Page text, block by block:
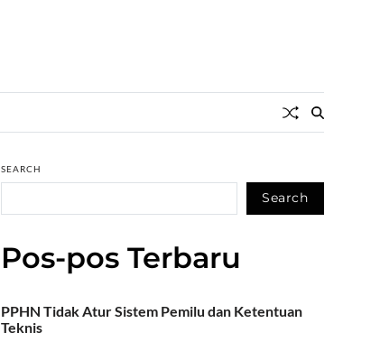
SEARCH
Search
Pos-pos Terbaru
PPHN Tidak Atur Sistem Pemilu dan Ketentuan
Teknis